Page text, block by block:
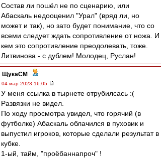
Состав ли пошёл не по сценарию, или
Абаскаль недооценил "Урал" (вряд ли, но
может и так), но зато будет понимание, что со
всеми следует ждать сопротивление от ножа. И
кем это сопротивление преодолевать, тоже.
Литвинова - с дублем! Молодец, Руслан!
ЩукаСМ -
04 мар 2023 16:05
У меня ссылка в тырнете отрубилсась :(
Развязки не видел.
По ходу просмотра увидел, что горячий (в
футболке) Абаскаль облачился в пуховик и
выпустил игроков, которые сделали результат в
кубке.
1-ый, тайм, "проёбаннапроч" !